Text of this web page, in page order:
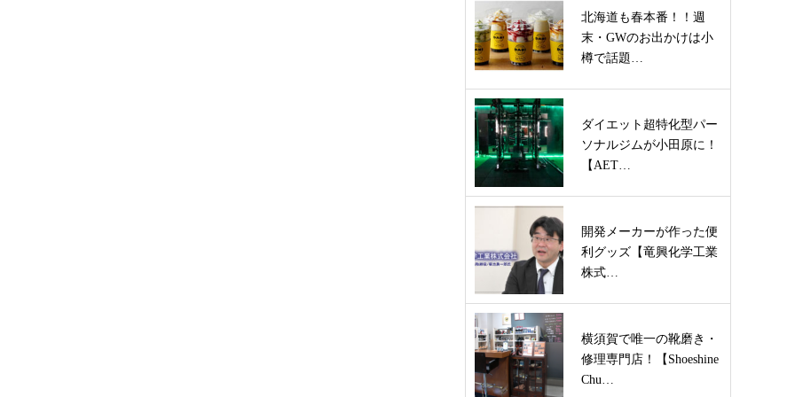
北海道も春本番！！週
末・GWのお出かけは小
樽で話題…
ダイエット超特化型パー
ソナルジムが小田原に！
【AET…
開発メーカーが作った便
利グッズ【竜興化学工業
株式…
横須賀で唯一の靴磨き・
修理専門店！【Shoeshine
Chu…